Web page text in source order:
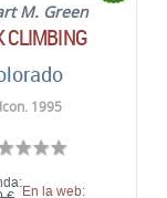
M. Green
CLIMBING
1995
En la web: